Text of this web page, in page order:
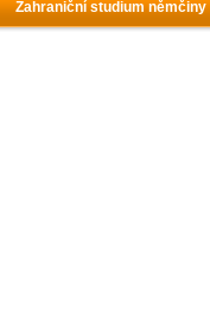
Zahraniční studium němčiny